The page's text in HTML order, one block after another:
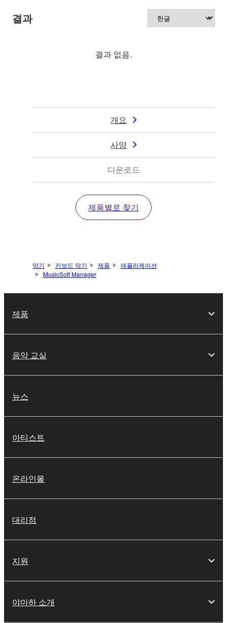
결과
결과 없음.
개요
사양
다운로드
제품별로 찾기
악기 키보드 악기 제품
애플리케이션
MusicSoft Manager
제품
음악 교실
뉴스
아티스트
온라인몰
대리점
지원
야마하 소개